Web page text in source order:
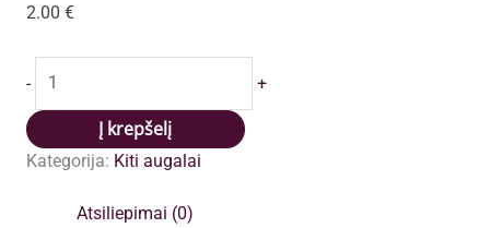
2.00 €
-
kiekis:
Vilkdalgis
bordinis
+
Į krepšelį
Kategorija: Kiti augalai
Atsiliepimai (0)